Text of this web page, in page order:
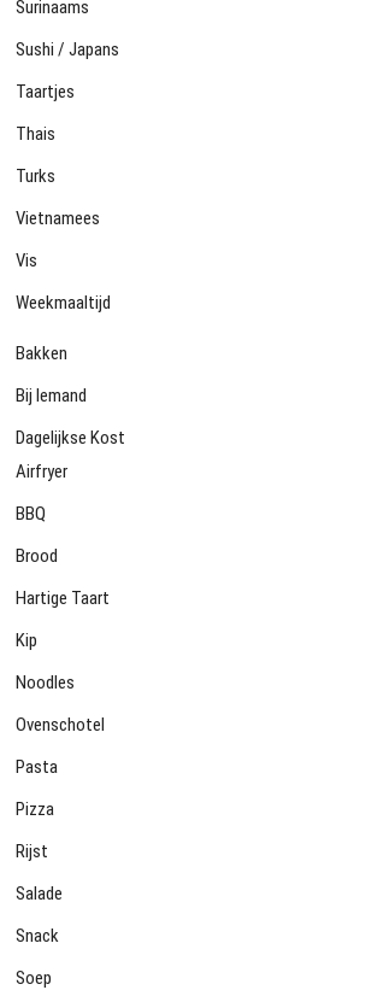
Surinaams
Sushi / Japans
Taartjes
Thais
Turks
Vietnamees
Vis
Weekmaaltijd
Bakken
Bij Iemand
Dagelijkse Kost
Airfryer
BBQ
Brood
Hartige Taart
Kip
Noodles
Ovenschotel
Pasta
Pizza
Rijst
Salade
Snack
Soep